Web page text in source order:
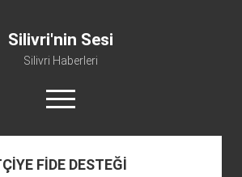
Silivri'nin Sesi
Silivri Haberleri
m
e
ü
y
ü
FİDE DESTEĞİ